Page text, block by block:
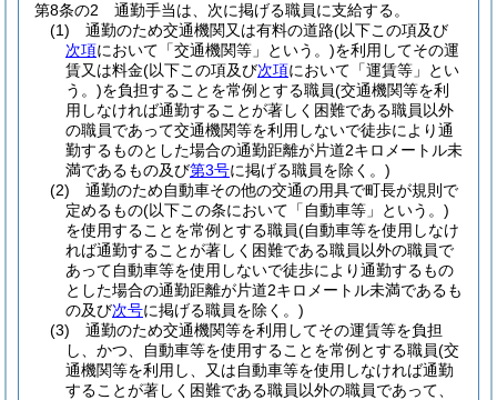
第8条の2
通勤手当は、次に掲げる職員に支給する。
(1)
通勤のため交通機関又は有料の道路(以下この項及び
次項において「交通機関等」という。)を利用してその運
賃又は料金(以下この項及び次項において「運賃等」とい
う。)を負担することを常例とする職員(交通機関等を利
用しなければ通勤することが著しく困難である職員以外
の職員であって交通機関等を利用しないで徒歩により通
勤するものとした場合の通勤距離が片道2キロメートル未
満であるもの及び第3号に掲げる職員を除く。)
(2)
通勤のため自動車その他の交通の用具で町長が規則で
定めるもの(以下この条において「自動車等」という。)
を使用することを常例とする職員(自動車等を使用しなけ
れば通勤することが著しく困難である職員以外の職員で
あって自動車等を使用しないで徒歩により通勤するもの
とした場合の通勤距離が片道2キロメートル未満であるも
の及び次号に掲げる職員を除く。)
(3)
通勤のため交通機関等を利用してその運賃等を負担
し、かつ、自動車等を使用することを常例とする職員(交
通機関等を利用し、又は自動車等を使用しなければ通勤
することが著しく困難である職員以外の職員であって、